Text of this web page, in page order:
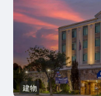
建物